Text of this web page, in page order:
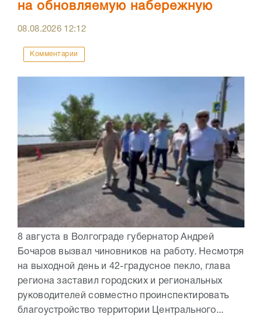
на обновляемую набережную
08.08.2026 12:12
Комментарии
8 августа в Волгограде губернатор Андрей
Бочаров вызвал чиновников на работу. Несмотря
на выходной день и 42-градусное пекло, глава
региона заставил городских и региональных
руководителей совместно проинспектировать
благоустройство территории Центрального...